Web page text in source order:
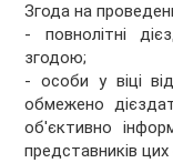
Згода на
- повнолітні
згодою;
- особи у віці
обмежено
об'єктивно
представників цих